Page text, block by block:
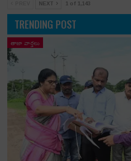
NEXT 1 of 1,143
TRENDING POST
తాజా వార్తలు